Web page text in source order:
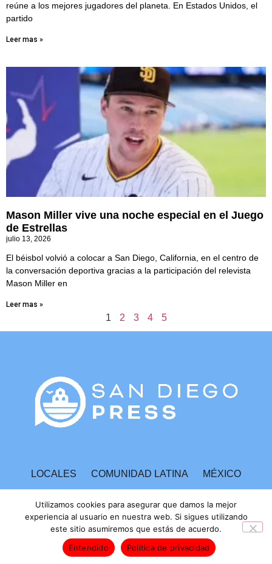
reúne a los mejores jugadores del planeta. En Estados Unidos, el
partido
Leer mas »
Mason Miller vive una noche especial en el Juego
de Estrellas
julio 13, 2026
El béisbol volvió a colocar a San Diego, California, en el centro de
la conversación deportiva gracias a la participación del relevista
Mason Miller en
Leer mas »
1 2 3 4 5
LOCALES COMUNIDAD LATINA MÉXICO
ESPECTÁCULOS TECNOLOGÍA ECONOMÍA
INVESTIGACIONES
Derechos Reservados © 2026
Utilizamos cookies para asegurar que damos la mejor
experiencia al usuario en nuestra web. Si sigues utilizando
este sitio asumiremos que estás de acuerdo.
Entendido
Política de privacidad